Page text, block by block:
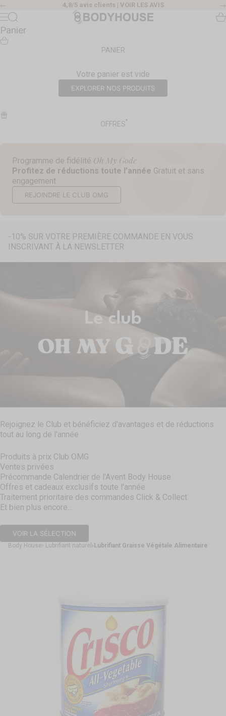
Passer au contenu
Précédent 4,8/5 avis clients | VOIR LES AVIS
Body House
Menu
Recherche
Panier
PANIER
Votre panier est vide
EXPLORER NOS PRODUITS
OFFRES
Programme de fidélité Oh My Gode
Profitez de réductions toute l’année Gratuit et sans
engagement
REJOINDRE LE CLUB OMG
-10% SUR VOTRE PREMIÈRE COMMANDE EN VOUS
INSCRIVANT À LA NEWSLETTER
Rejoignez le Club et bénéficiez d'avantages et de réductions
tout au long de l'année
Produits à prix Club OMG
Ventes privées
Précommande Calendrier de l'Avent Body House
Offres et cadeaux exclusifs toute l'année
Traitement prioritaire des commandes Click & Collect
Et bien plus encore...
VOIR LA SÉLECTION
Body House Lubrifiant naturel Lubrifiant Graisse Végétale Alimentaire